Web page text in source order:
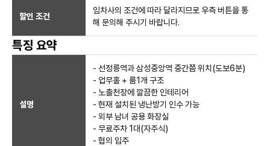
할인 조건
임차사의 조건에 따라 달라지므로 우측 버튼을 통
해 문의해 주시기 바랍니다.
특징 요약
설명
- 선정릉역과 삼성중앙역 중간쯤 위치(도보6분)
- 업무홀 + 룸1개 구조
- 노출천장에 깔끔한 인테리어
- 현재 설치된 냉난방기 인수 가능
- 외부 남녀 공용 화장실
- 무료주차 1대(자주식)
- 협의 입주